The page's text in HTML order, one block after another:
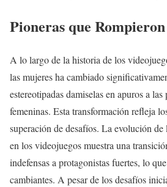
Pioneras que
A lo largo de la historia de los
las mujeres ha cambiado
estereotipadas damiselas en apuros a
femeninas. Esta transformación refleja
superación de desafíos. La evolución de
en los videojuegos muestra una
indefensas a protagonistas fuertes, lo
cambiantes. A pesar de los desafíos